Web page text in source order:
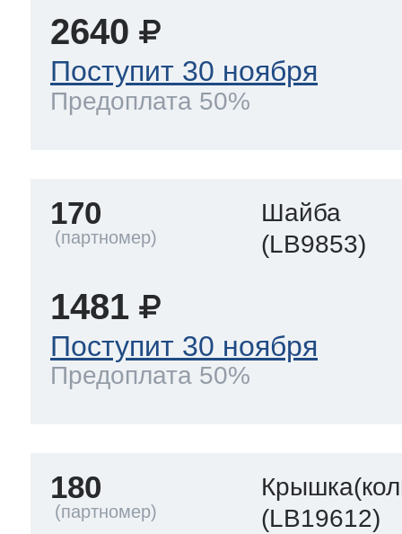
2640
Поступит 30 ноября
Предоплата 50%
170
Шайба
(LB9853)
1481
Поступит 30 ноября
Предоплата 50%
180
(LB19612)